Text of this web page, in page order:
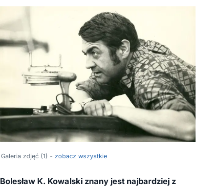
Galeria zdjęć (1) - zobacz wszystkie
Bolesław K. Kowalski znany jest najbardziej z